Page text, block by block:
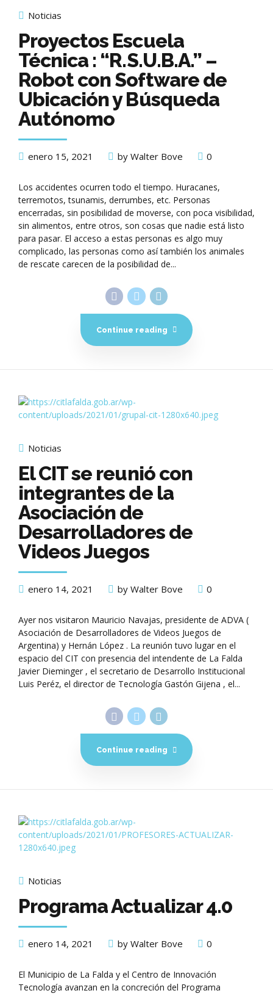
Noticias
Proyectos Escuela
Técnica : “R.S.U.B.A.” –
Robot con Software de
Ubicación y Búsqueda
Autónomo
enero 15, 2021 by Walter Bove 0
Los accidentes ocurren todo el tiempo. Huracanes,
terremotos, tsunamis, derrumbes, etc. Personas
encerradas, sin posibilidad de moverse, con poca visibilidad,
sin alimentos, entre otros, son cosas que nadie está listo
para pasar. El acceso a estas personas es algo muy
complicado, las personas como así también los animales
de rescate carecen de la posibilidad de...
Continue reading
Noticias
El CIT se reunió con
integrantes de la
Asociación de
Desarrolladores de
Videos Juegos
enero 14, 2021 by Walter Bove 0
Ayer nos visitaron Mauricio Navajas, presidente de ADVA (
Asociación de Desarrolladores de Videos Juegos de
Argentina) y Hernán López . La reunión tuvo lugar en el
espacio del CIT con presencia del intendente de La Falda
Javier Dieminger , el secretario de Desarrollo Institucional
Luis Peréz, el director de Tecnología Gastón Gijena , el...
Continue reading
Noticias
Programa Actualizar 4.0
enero 14, 2021 by Walter Bove 0
El Municipio de La Falda y el Centro de Innovación
Tecnología avanzan en la concreción del Programa